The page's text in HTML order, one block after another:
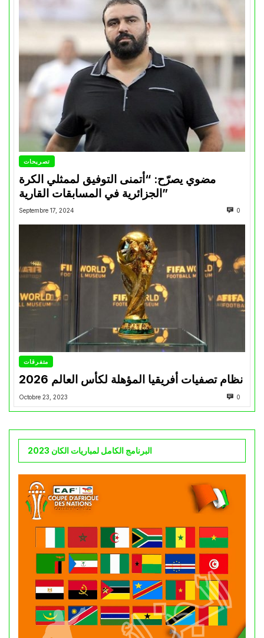
تصريحات
مضوي يصرّح: “أتمنى التوفيق لممثلي الكرة
الجزائرية في المسابقات القارية”
Septembre 17, 2024 0
متفرقات
نظام تصفيات أفريقيا المؤهلة لكأس العالم 2026
Octobre 23, 2023 0
البرنامج الكامل لمباريات الكان 2023